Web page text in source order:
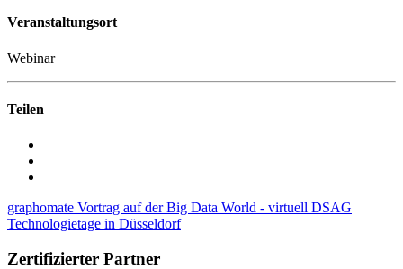
Veranstaltungsort
Webinar
Teilen
graphomate Vortrag auf der Big Data World - virtuell DSAG
Technologietage in Düsseldorf
Zertifizierter Partner